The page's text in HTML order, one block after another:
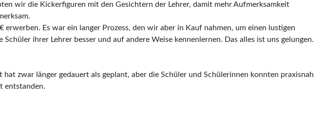
wir die Kickerfiguren mit den Gesichtern der Lehrer, damit mehr Aufmerksamkeit
Es war ein langer Prozess, den wir aber in Kauf nahmen, um einen lustigen
ihrer Lehrer besser und auf andere Weise kennenlernen. Das alles ist uns gelungen.
zwar länger gedauert als geplant, aber die Schüler und Schülerinnen konnten praxisnah
entstanden.